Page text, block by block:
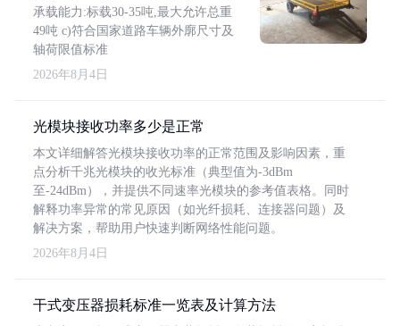
承载能力:标载30-35吨,最大允许总重
49吨 c)符合国家道路车辆外廓尺寸及
轴荷限值标准
2026年8月4日
光模块接收功率多少是正常
本文详细解答光模块接收功率的正常范围及影响因素，重
点分析千兆光模块的收光标准（典型值为-3dBm
至-24dBm），并提供不同速率光模块的参考值表格。同时
解释功率异常的常见原因（如光纤损耗、连接器问题）及
解决方案，帮助用户快速判断网络性能问题。
2026年8月4日
干式变压器损耗标准一览表及计算方法